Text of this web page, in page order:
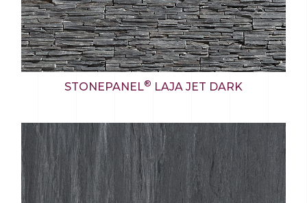
STONEPANEL® LAJA JET DARK